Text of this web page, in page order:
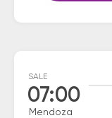
SALE
07:00
Mendoza